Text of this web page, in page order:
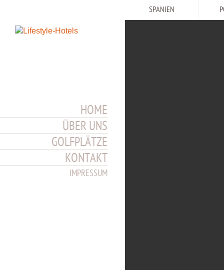
HOME
ÜBER UNS
GOLFPLÄTZE
KONTAKT
IMPRESSUM
SPANIEN